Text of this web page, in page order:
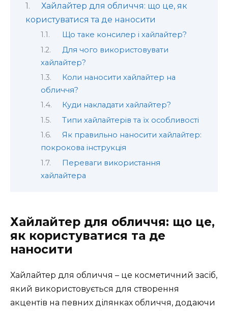
Хайлайтер для обличчя: що це, як
користуватися та де наносити
Що таке консилер і хайлайтер?
Для чого використовувати
хайлайтер?
Коли наносити хайлайтер на
обличчя?
Куди накладати хайлайтер?
Типи хайлайтерів та їх особливості
Як правильно наносити хайлайтер:
покрокова інструкція
Переваги використання
хайлайтера
Хайлайтер для обличчя: що це,
як користуватися та де
наносити
Хайлайтер для обличчя – це косметичний засіб,
який використовується для створення
акцентів на певних ділянках обличчя, додаючи